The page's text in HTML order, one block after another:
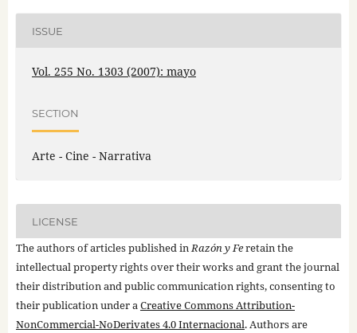
ISSUE
Vol. 255 No. 1303 (2007): mayo
SECTION
Arte - Cine - Narrativa
LICENSE
The authors of articles published inRazón y Feretain the
intellectual property rights over their works and grant the journal
their distribution and public communication rights, consenting to
their publication under aCreative Commons Attribution-
NonCommercial-NoDerivates 4.0 Internacional. Authors are